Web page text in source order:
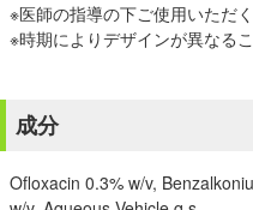
※医師の指導の下ご使用いただ
※時期によりデザインが異なる
成分
Ofloxacin 0.3% w/v,